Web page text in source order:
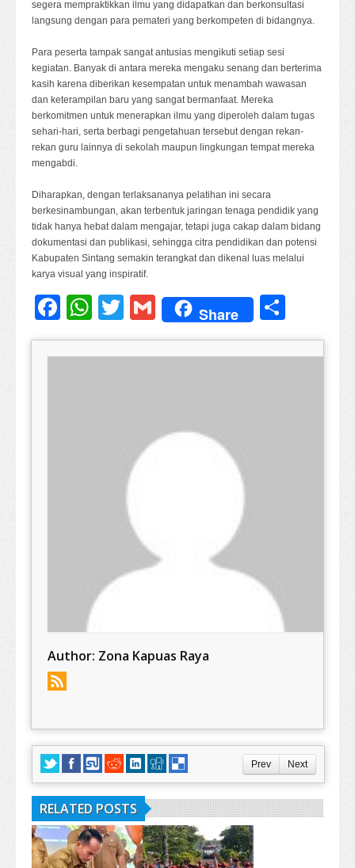
segera mempraktikkan ilmu yang didapatkan dan berkonsultasi
langsung dengan para pemateri yang berkompeten di bidangnya.
Para peserta tampak sangat antusias mengikuti setiap sesi
kegiatan. Banyak di antara mereka mengaku senang dan berterima
kasih karena diberikan kesempatan untuk menambah wawasan
dan keterampilan baru yang sangat bermanfaat. Mereka
berkomitmen untuk menerapkan ilmu yang diperoleh dalam tugas
sehari-hari, serta berbagi pengetahuan tersebut dengan rekan-
rekan guru lainnya di sekolah maupun lingkungan tempat mereka
mengabdi.
Diharapkan, dengan terlaksananya pelatihan ini secara
berkesinambungan, akan terbentuk jaringan tenaga pendidik yang
tidak hanya hebat dalam mengajar, tetapi juga cakap dalam bidang
dokumentasi dan publikasi, sehingga citra pendidikan dan potensi
Kabupaten Sintang semakin terangkat dan dikenal luas melalui
karya visual yang inspiratif.
Facebook
WhatsApp
TwitterGmail
Share
Author: Zona Kapuas Raya
Prev Next
RELATED POSTS